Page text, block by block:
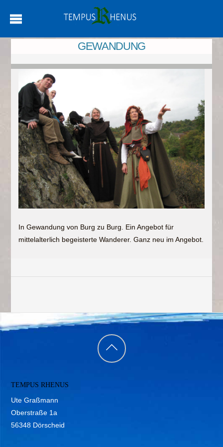
GEWANDUNG
In Gewandung von Burg zu Burg. Ein Angebot für
mittelalterlich begeisterte Wanderer. Ganz neu im Angebot.
Back
TEMPUS RHENUS
Ute Graßmann
Oberstraße 1a
56348 Dörscheid